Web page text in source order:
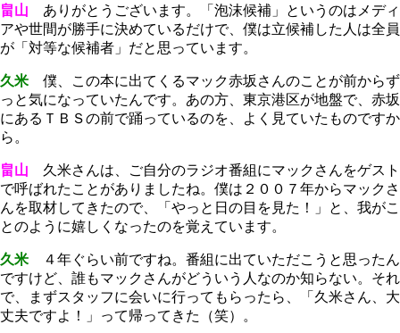
畠山 ありがとうございます。「泡沫候補」というのはメディ
アや世間が勝手に決めているだけで、僕は立候補した人は全員
が「対等な候補者」だと思っています。
久米 僕、この本に出てくるマック赤坂さんのことが前からず
っと気になっていたんです。あの方、東京港区が地盤で、赤坂
にあるＴＢＳの前で踊っているのを、よく見ていたものですか
ら。
畠山 久米さんは、ご自分のラジオ番組にマックさんをゲスト
で呼ばれたことがありましたね。僕は２００７年からマックさ
んを取材してきたので、「やっと日の目を見た！」と、我がこ
とのように嬉しくなったのを覚えています。
久米 ４年ぐらい前ですね。番組に出ていただこうと思ったん
ですけど、誰もマックさんがどういう人なのか知らない。それ
で、まずスタッフに会いに行ってもらったら、「久米さん、大
丈夫ですよ！」って帰ってきた（笑）。